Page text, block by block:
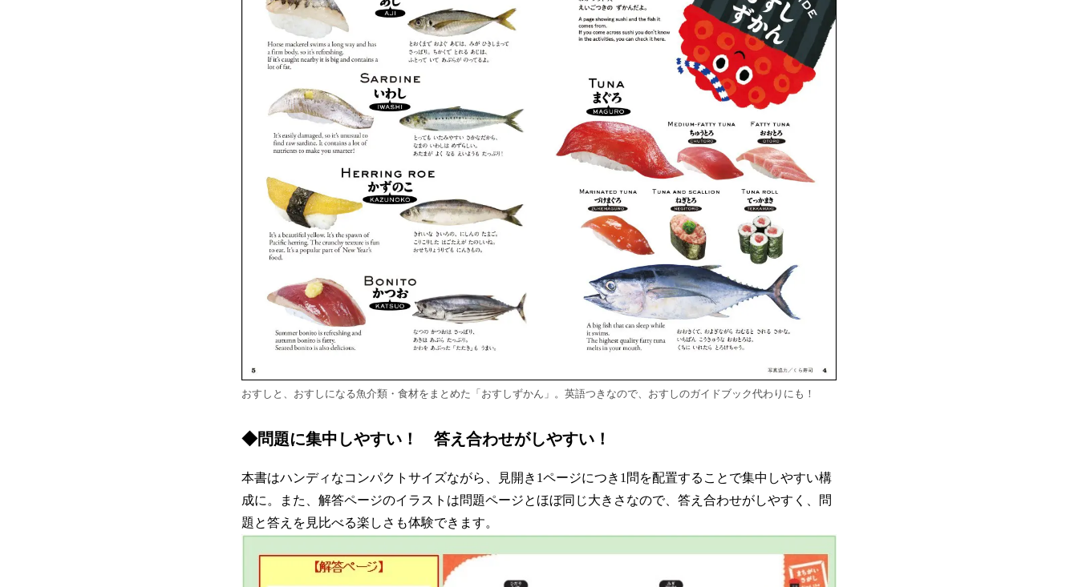
おすしと、おすしになる魚介類・食材をまとめた「おすしずかん」。英語つきなので、おすしのガイドブック代わりにも！
◆問題に集中しやすい！ 答え合わせがしやすい！
本書はハンディなコンパクトサイズながら、見開き1ページにつき1問を配置することで集中しやすい構
成に。また、解答ページのイラストは問題ページとほぼ同じ大きさなので、答え合わせがしやすく、問
題と答えを見比べる楽しさも体験できます。